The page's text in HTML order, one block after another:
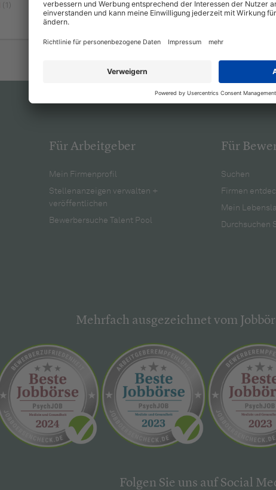
(1)
Für Arbeitgeber
Mein Firmenprofil
Stellenanzeigen verwalten +
veröffentlichen
Bewerbersuche Talent Pool
Für
Suchen
Firmen
Mein
Durchsuchen
Mehrfach ausgezeichnet vom
Folgen Sie uns auf Social